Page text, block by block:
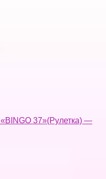
37»(Рулетка) —